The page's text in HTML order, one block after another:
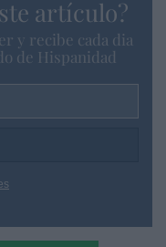
artículo?
y recibe cada dia
de Hispanidad